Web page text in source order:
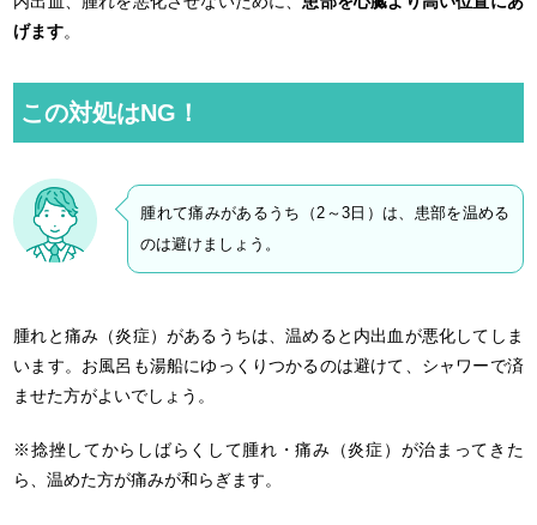
げます。
この対処はNG！
腫れて痛みがあるうち（2～3日）は、患部を温める
のは避けましょう。
腫れと痛み（炎症）があるうちは、温めると内出血が悪化してしま
います。お風呂も湯船にゆっくりつかるのは避けて、シャワーで済
ませた方がよいでしょう。
※捻挫してからしばらくして腫れ・痛み（炎症）が治まってきた
ら、温めた方が痛みが和らぎます。